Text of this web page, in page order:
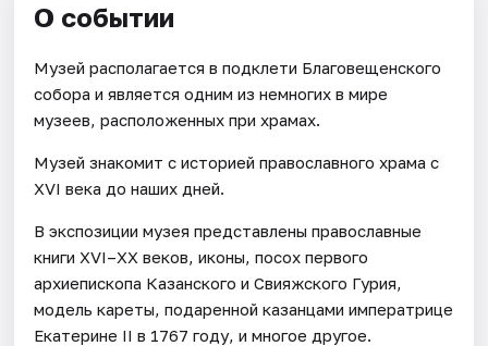
О событии
Музей располагается в подклети Благовещенского
собора и является одним из немногих в мире
музеев, расположенных при храмах.
Музей знакомит с историей православного храма с
XVI века до наших дней.
В экспозиции музея представлены православные
книги XVI–XX веков, иконы, посох первого
архиепископа Казанского и Свияжского Гурия,
модель кареты, подаренной казанцами императрице
Екатерине II в 1767 году, и многое другое.